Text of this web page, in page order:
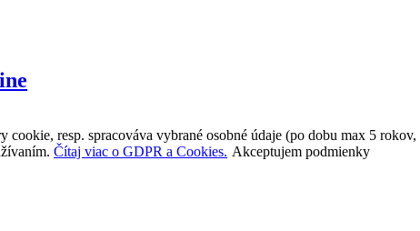
cookie, resp. spracováva vybrané osobné údaje (po dobu max 5
Čítaj viac o GDPR a Cookies. Akceptujem podmienky